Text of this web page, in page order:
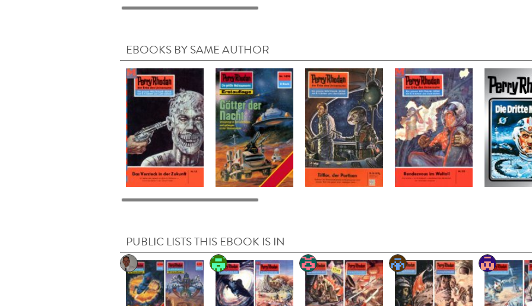
EBOOKS BY SAME AUTHOR
PUBLIC LISTS THIS EBOOK IS IN